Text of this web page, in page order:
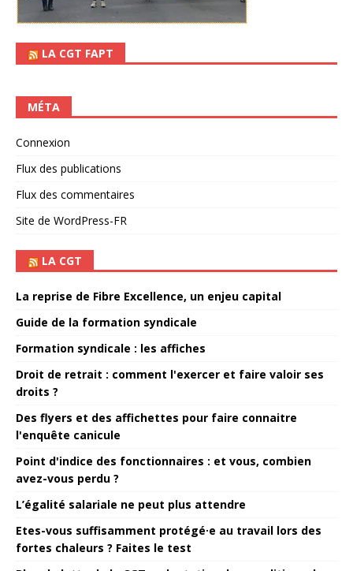
LA CGT FAPT
MÉTA
Connexion
Flux des publications
Flux des commentaires
Site de WordPress-FR
LA CGT
La reprise de Fibre Excellence, un enjeu capital
Guide de la formation syndicale
Formation syndicale : les affiches
Droit de retrait : comment l'exercer et faire valoir ses
droits ?
Des flyers et des affichettes pour faire connaitre
l'enquête canicule
Point d'indice des fonctionnaires : et vous, combien
avez-vous perdu ?
L’égalité salariale ne peut plus attendre
Etes-vous suffisamment protégé·e au travail lors des
fortes chaleurs ? Faites le test